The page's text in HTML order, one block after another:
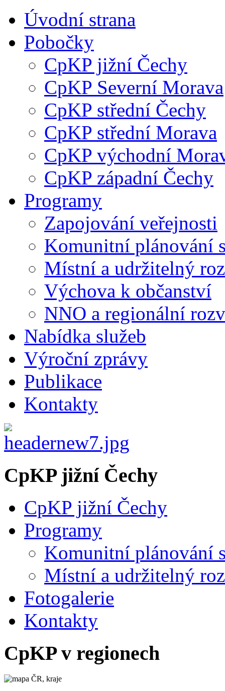
Úvodní strana
Pobočky
CpKP jižní Čechy
CpKP Severní Morava
CpKP střední Čechy
CpKP střední Morava
CpKP východní
CpKP západní Čechy
Programy
Zapojování veřejnosti
Komunitní plánování
Místní a udržitelný
Výchova k občanství
NNO a regionální
Nabídka služeb
Výroční zprávy
Publikace
Kontakty
CpKP jižní Čechy
CpKP jižní Čechy
Programy
Komunitní plánování
Místní a udržitelný
Fotogalerie
Kontakty
CpKP v regionech